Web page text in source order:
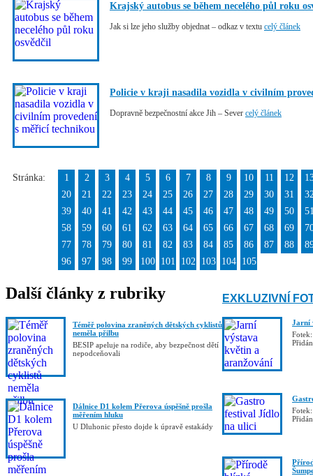
Krajský autobus se během necelého půl roku
Jak si lze jeho služby objednat – odkaz v textu celý článek
Policie v kraji nasadila vozidla v civilním
Dopravně bezpečnostní akce Jih – Sever celý článek
Stránka: 1 2 3 4 5 6 7 8 9 10 11 12
20
21 22 23 24 25 26 27 28 29 30 31
39
40 41 42 43 44 45 46 47 48 49 50
58
59 60 61 62 63 64 65 66 67 68 69
77
78 79 80 81 82 83 84 85 86 87 88
96
97 98 99 100 101 102 103 104 105
Další články z rubriky
Téměř polovina zraněných dětských cyklistů
neměla přilbu
BESIP apeluje na rodiče, aby bezpečnost dětí
nepodceňovali
Dálnice D1 kolem Přerova úspěšně prošla
měřením hluku
U Dluhonic přesto dojde k úpravě estakády
EXKLUZIVNÍ
Jarní